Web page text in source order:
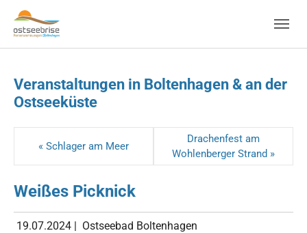
Skip to main navigation
Zum Hauptinhalt springen
Skip to page footer
Veranstaltungen in Boltenhagen & an der
Ostseeküste
« Schlager am Meer
Drachenfest am
Wohlenberger Strand »
Weißes Picknick
19.07.2024 | Ostseebad Boltenhagen